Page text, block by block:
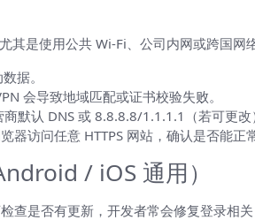
其是使用公共 Wi‑Fi、公司内网或跨国网络
据。
会导致地域匹配或证书校验失败。
默认 DNS 或 8.8.8.8/1.1.1.1（若可更改
器访问任意 HTTPS 网站，确认是否能
/ iOS 通用）
查是否有更新，开发者常会修复登录相关